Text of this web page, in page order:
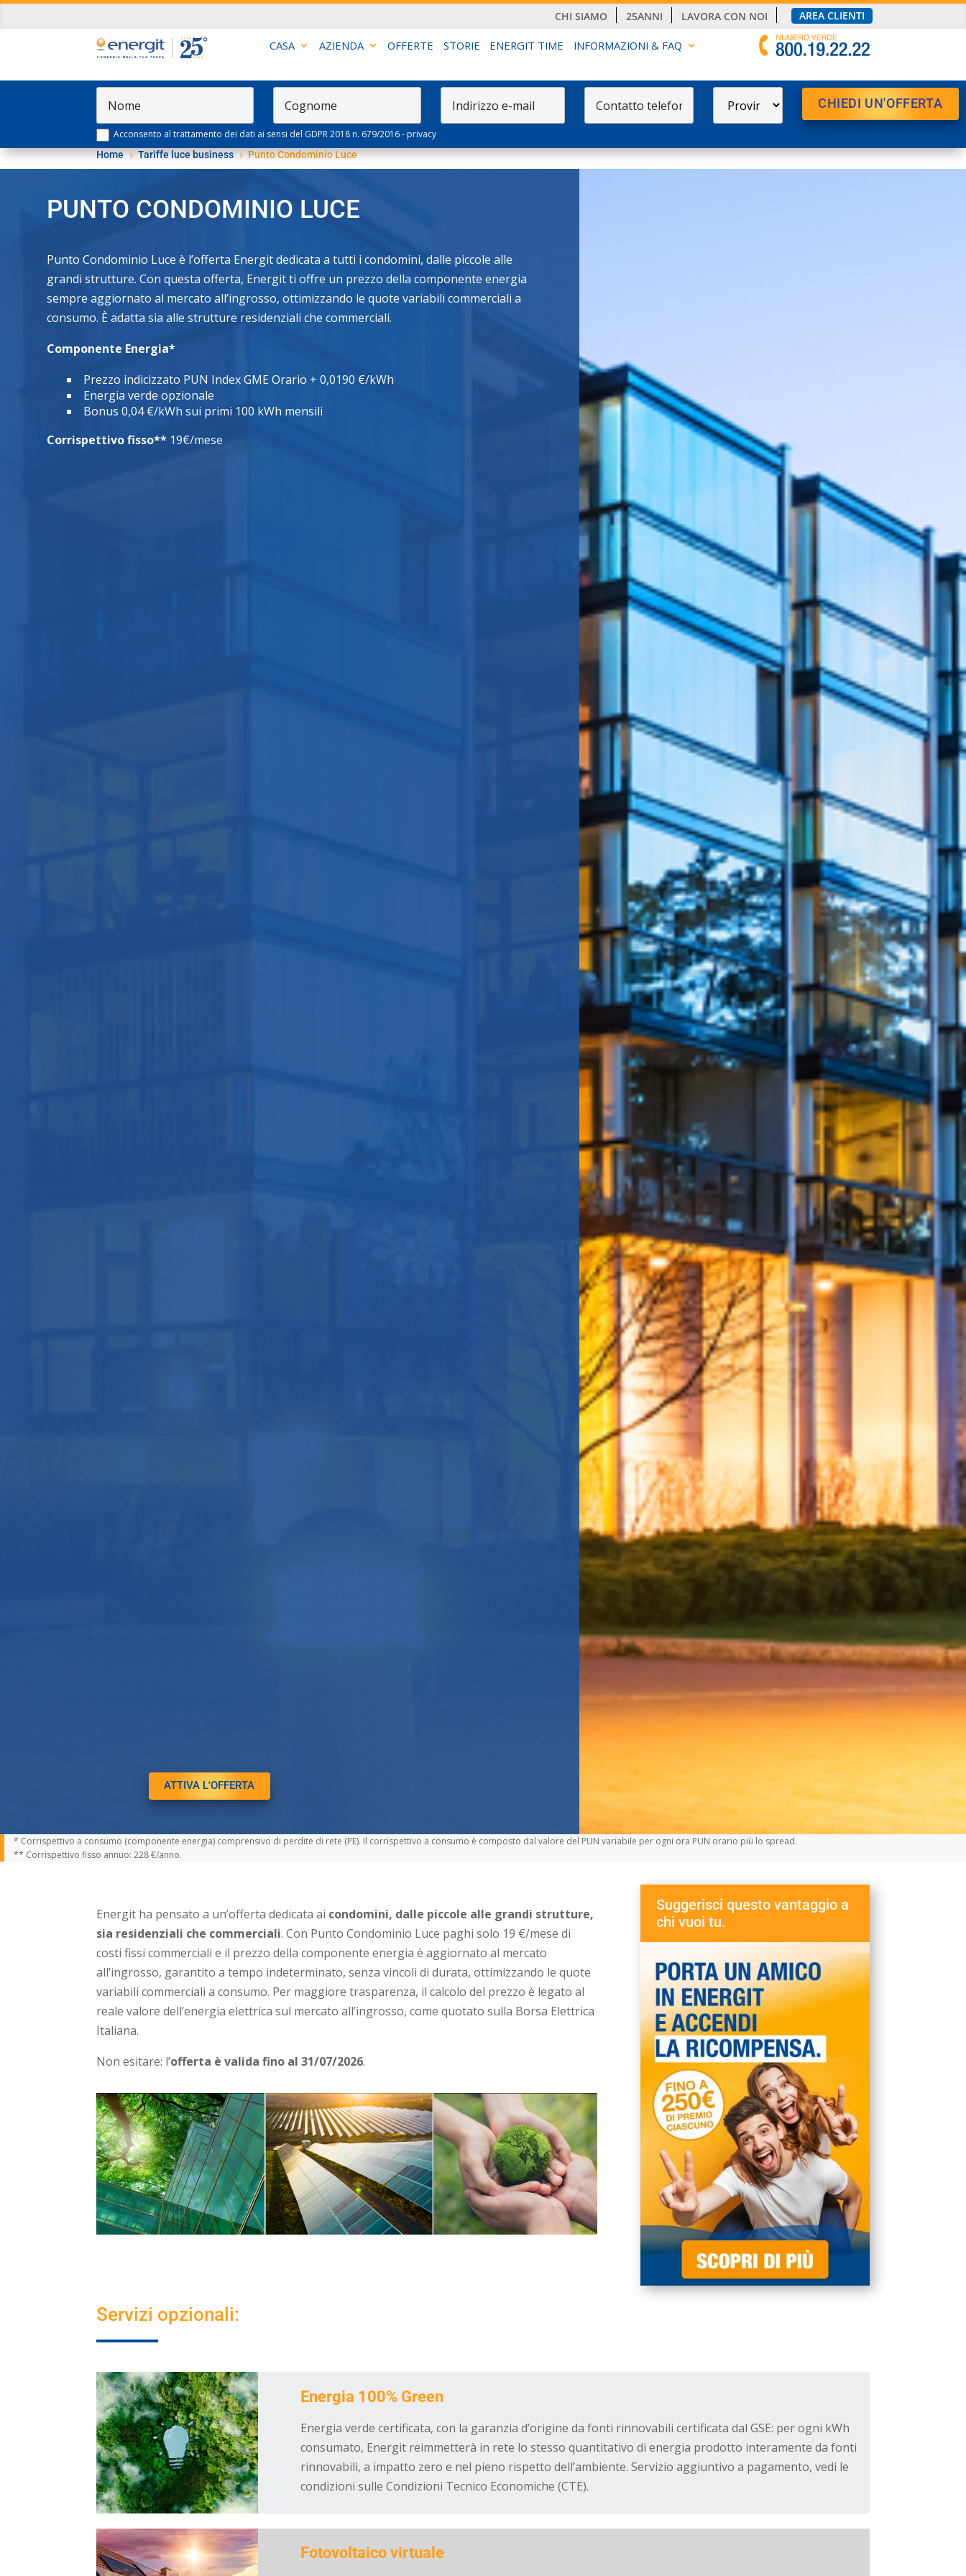
CHI SIAMO 25ANNI LAVORA CON NOI AREA CLIENTI
CASA AZIENDA OFFERTE STORIE ENERGIT TIME INFORMAZIONI & FAQ
Acconsento al trattamento dei dati ai sensi del GDPR 2018 n. 679/2016 -privacy
Home 5 Tariffe luce business 5 Punto Condominio Luce
PUNTO CONDOMINIO LUCE
Punto Condominio Luce è l’offerta Energit dedicata a tutti i condomini, dalle piccole alle
grandi strutture. Con questa offerta, Energit ti offre un prezzo della componente energia
sempre aggiornato al mercato all’ingrosso, ottimizzando le quote variabili commerciali a
consumo. È adatta sia alle strutture residenziali che commerciali.
Componente Energia*
Prezzo indicizzato PUN Index GME Orario + 0,0190 €/kWh
Energia verde opzionale
Bonus 0,04 €/kWh sui primi 100 kWh mensili
Corrispettivo fisso** 19€/mese
ATTIVA L'OFFERTA
* Corrispettivo a consumo (componente energia) comprensivo di perdite di rete (PE). Il corrispettivo a consumo è composto dal valore del PUN variabile per ogni ora PUN orario più lo spread.
** Corrispettivo fisso annuo: 228 €/anno.
Energit ha pensato a un’offerta dedicata ai condomini, dalle piccole alle grandi strutture,
sia residenziali che commerciali. Con Punto Condominio Luce paghi solo 19 €/mese di
costi fissi commerciali e il prezzo della componente energia è aggiornato al mercato
all’ingrosso, garantito a tempo indeterminato, senza vincoli di durata, ottimizzando le quote
variabili commerciali a consumo. Per maggiore trasparenza, il calcolo del prezzo è legato al
reale valore dell’energia elettrica sul mercato all’ingrosso, come quotato sulla Borsa Elettrica
Italiana.
Non esitare: l’offerta è validafino al 31/07/2026.
Suggerisci questo vantaggio a
chi vuoi tu.
Servizi opzionali:
Energia 100% Green
Energia verde certificata, con la garanzia d’origine da fonti rinnovabili certificata dal GSE: per ogni kWh
consumato, Energit reimmetterà in rete lo stesso quantitativo di energia prodotto interamente da fonti
rinnovabili, a impatto zero e nel pieno rispetto dell’ambiente. Servizio aggiuntivo a pagamento, vedi le
condizioni sulle Condizioni Tecnico Economiche (CTE).
Fotovoltaico virtuale